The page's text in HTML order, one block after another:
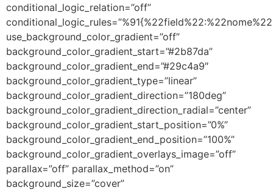
conditional_logic_relation=”off”
use_background_color_gradient=”off”
background_color_gradient_start=”#2b87da”
background_color_gradient_end=”#29c4a9″
background_color_gradient_type=”linear”
background_color_gradient_direction=”180deg”
background_color_gradient_direction_radial=”center”
background_color_gradient_start_position=”0%”
background_color_gradient_end_position=”100%”
background_color_gradient_overlays_image=”off”
parallax=”off” parallax_method=”on”
background_size=”cover”